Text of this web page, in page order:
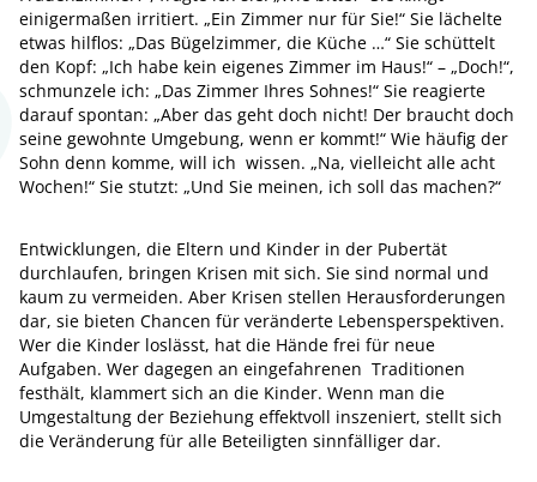
einigermaßen irritiert. „Ein Zimmer nur für Sie!“ Sie lächelte
etwas hilflos: „Das Bügelzimmer, die Küche …“ Sie schüttelt
den Kopf: „Ich habe kein eigenes Zimmer im Haus!“ – „Doch!“,
schmunzele ich: „Das Zimmer Ihres Sohnes!“ Sie reagierte
darauf spontan: „Aber das geht doch nicht! Der braucht doch
seine gewohnte Umgebung, wenn er kommt!“ Wie häufig der
Sohn denn komme, will ich wissen. „Na, vielleicht alle acht
Wochen!“ Sie stutzt: „Und Sie meinen, ich soll das machen?“
Entwicklungen, die Eltern und Kinder in der Pubertät
durchlaufen, bringen Krisen mit sich. Sie sind normal und
kaum zu vermeiden. Aber Krisen stellen Herausforderungen
dar, sie bieten Chancen für veränderte Lebensperspektiven.
Wer die Kinder loslässt, hat die Hände frei für neue
Aufgaben. Wer dagegen an eingefahrenen Traditionen
festhält, klammert sich an die Kinder. Wenn man die
Umgestaltung der Beziehung effektvoll inszeniert, stellt sich
die Veränderung für alle Beteiligten sinnfälliger dar.